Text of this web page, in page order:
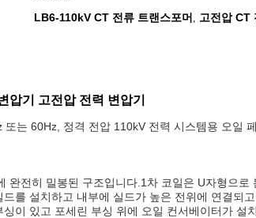
LB6-110kV CT 전류 트랜스포머 , 고전압 CT
압기 고전압 전력 변압기
또는 60Hz, 정격 전압 110kV 전력 시스템용 오일
완전히 밀봉된 구조입니다.1차 코일은 U자형으
를 설치하고 내부에 실드가 높은 전위에 연결되
싱이 있고 포세린 부싱 위에 오일 컨서베이터가